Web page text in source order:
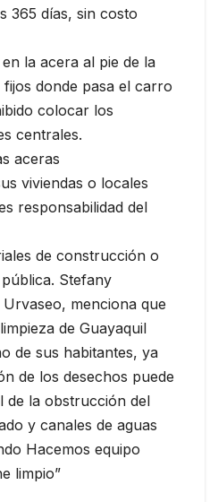
365 días, sin costo
la acera al pie de la
donde pasa el carro
colocar los
centrales.
aceras
viviendas o locales
responsabilidad del
de construcción o
Stefany
menciona que
de Guayaquil
de sus habitantes, ya
de los desechos puede
de la obstrucción del
y canales de aguas
Hacemos equipo
limpio”